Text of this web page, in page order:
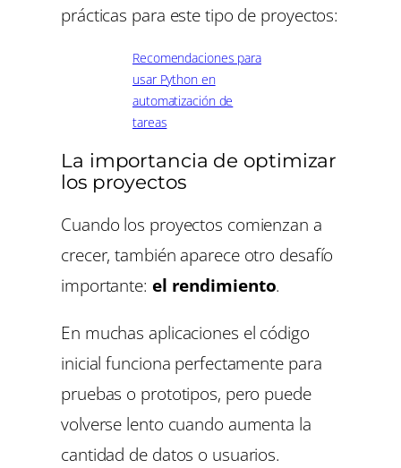
prácticas para este tipo de proyectos:
Recomendaciones para
usar Python en
automatización de
tareas
La importancia de optimizar
los proyectos
Cuando los proyectos comienzan a
crecer, también aparece otro desafío
importante: el rendimiento.
En muchas aplicaciones el código
inicial funciona perfectamente para
pruebas o prototipos, pero puede
volverse lento cuando aumenta la
cantidad de datos o usuarios.